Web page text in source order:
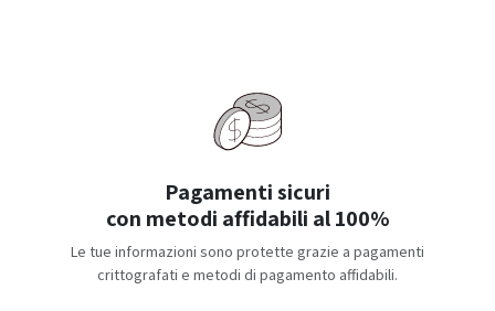
Pagamenti sicuri
con metodi affidabili al 100%
Le tue informazioni sono protette grazie a pagamenti
crittografati e metodi di pagamento affidabili.